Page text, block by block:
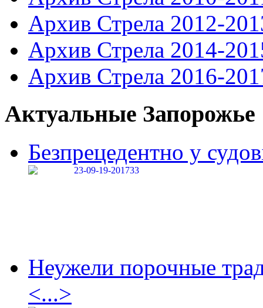
Архив Стрела 2012-
Архив Стрела 2014-
Архив Стрела 2016-
Актуальные Запорожье
Безпрецедентно у
Неужели порочные
<...>